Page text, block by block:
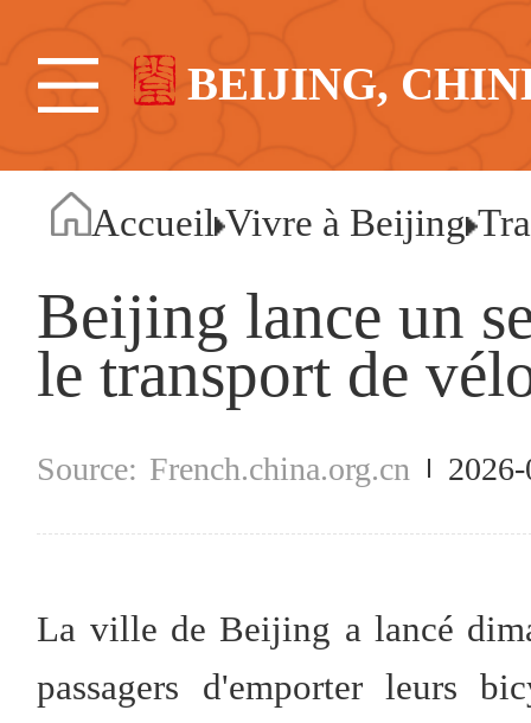
BEIJING,
Accueil Vivre à Beijing
Beijing lance un
le transport de
French.china.org.cn
La ville de Beijing a lancé
passagers d'emporter leurs